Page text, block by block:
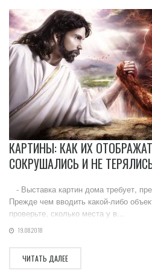
КАРТИНЫ: КАК ИХ
СОКРУШАЛИСЬ И НЕ
- Выставка картин дома требует,
Прежде чем вводить какой-либо
проверьте, сколько места у в...
19.08.2018
ЧИТАТЬ ДАЛЕЕ